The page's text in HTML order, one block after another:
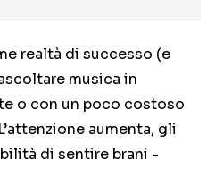
realtà di successo (e
musica in
o con un poco costoso
aumenta, gli
di sentire brani -